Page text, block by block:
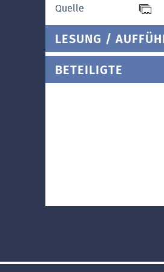
Quelle
LESUNG /
BETEILIGTE